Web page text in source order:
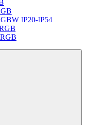
IP20-IP54